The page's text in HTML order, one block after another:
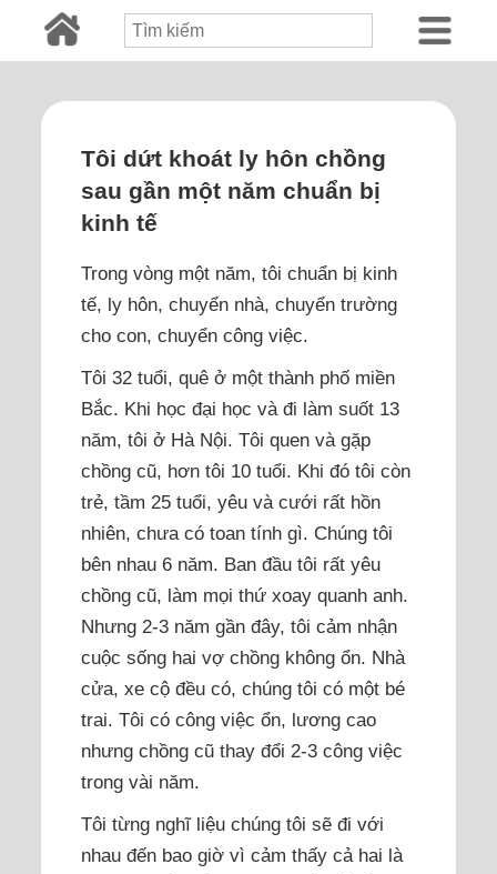
Tôi dứt khoát ly hôn chồng
sau gần một năm chuẩn bị
kinh tế
Trong vòng một năm, tôi chuẩn bị kinh
tế, ly hôn, chuyển nhà, chuyển trường
cho con, chuyển công việc.
Tôi 32 tuổi, quê ở một thành phố miền
Bắc. Khi học đại học và đi làm suốt 13
năm, tôi ở Hà Nội. Tôi quen và gặp
chồng cũ, hơn tôi 10 tuổi. Khi đó tôi còn
trẻ, tầm 25 tuổi, yêu và cưới rất hồn
nhiên, chưa có toan tính gì. Chúng tôi
bên nhau 6 năm. Ban đầu tôi rất yêu
chồng cũ, làm mọi thứ xoay quanh anh.
Nhưng 2-3 năm gần đây, tôi cảm nhận
cuộc sống hai vợ chồng không ổn. Nhà
cửa, xe cộ đều có, chúng tôi có một bé
trai. Tôi có công việc ổn, lương cao
nhưng chồng cũ thay đổi 2-3 công việc
trong vài năm.
Tôi từng nghĩ liệu chúng tôi sẽ đi với
nhau đến bao giờ vì cảm thấy cả hai là